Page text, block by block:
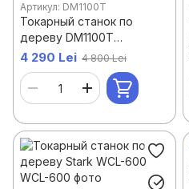
Артикул: DM1100T
Токарный станок по
дереву DM1100T
Scheppach
4 290 Lei 4 800 Lei